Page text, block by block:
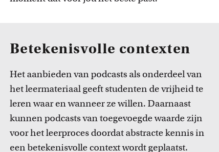
Betekenisvolle contexten
Het aanbieden van podcasts als onderdeel van
het leermateriaal geeft studenten de vrijheid te
leren waar en wanneer ze willen. Daarnaast
kunnen podcasts van toegevoegde waarde zijn
voor het leerproces doordat abstracte kennis in
een betekenisvolle context wordt geplaatst.